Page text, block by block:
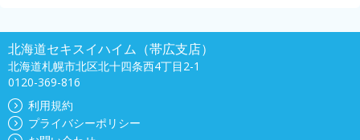
北海道セキスイハイム（帯広支店）
北海道札幌市北区北十四条西4丁目2-1
0120-369-816
利用規約
プライバシーポリシー